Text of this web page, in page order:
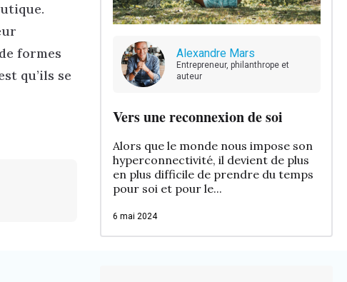
formes
qu’ils se
Alexandre Mars
Entrepreneur, philanthrope et
auteur
Vers une reconnexion de soi
Alors que le monde nous impose son
hyperconnectivité, il devient de plus
en plus difficile de prendre du temps
pour soi et pour le...
6 mai 2024